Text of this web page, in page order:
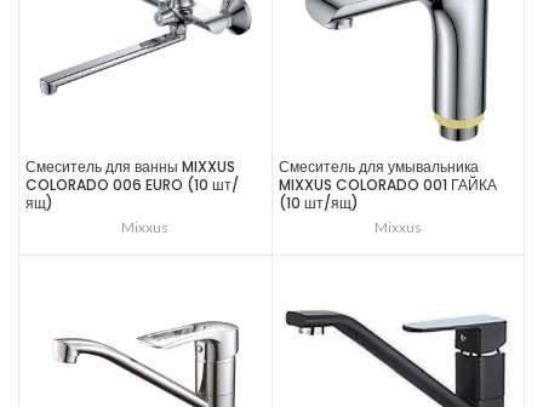
Смеситель для ванны MIXXUS
COLORADO 006 EURO (10 шт/
ящ)
Mixxus
Смеситель для умывальника
MIXXUS COLORADO 001 ГАЙКА
(10 шт/ящ)
Mixxus